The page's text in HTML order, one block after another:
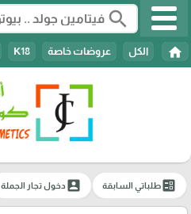
search
home الكل عروضات خاصة K18
ballotطلباتي السابقة account_boxدخول تجار الجملة